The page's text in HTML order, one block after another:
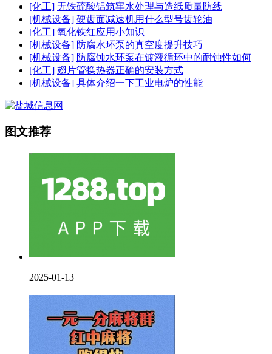
[化工] 无铁硫酸铝筑牢水处理与造纸质量防线
[机械设备] 硬齿面减速机用什么型号齿轮油
[化工] 氧化铁红应用小知识
[机械设备] 防腐水环泵的真空度提升技巧
[机械设备] 防腐蚀水环泵在镀液循环中的耐蚀性如何
[化工] 翅片管换热器正确的安装方式
[机械设备] 具体介绍一下工业电炉的性能
图文推荐
2025-01-13